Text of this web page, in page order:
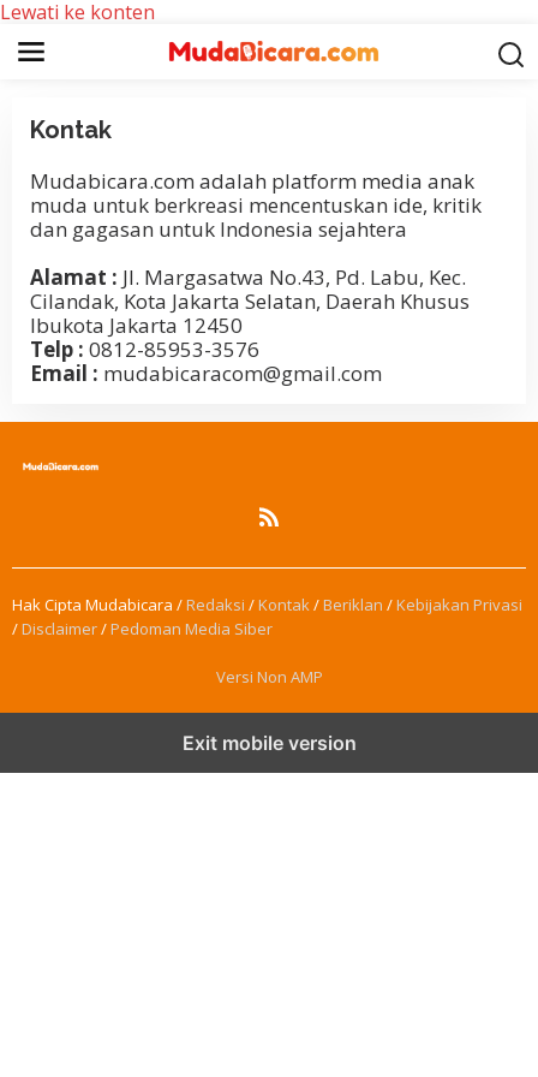
Lewati ke konten
Kontak
2
1
J
I
2
0
2
0
O
L
D
Mudabicara.com adalah platform media anak
muda untuk berkreasi mencentuskan ide, kritik
dan gagasan untuk Indonesia sejahtera
Alamat : Jl. Margasatwa No.43, Pd. Labu, Kec.
Cilandak, Kota Jakarta Selatan, Daerah Khusus
Ibukota Jakarta 12450
Telp : 0812-85953-3576
Email : mudabicaracom@gmail.com
Hak Cipta Mudabicara /Redaksi /Kontak /Beriklan /Kebijakan Privasi
/Disclaimer/Pedoman Media Siber
Versi Non AMP
Exit mobile version